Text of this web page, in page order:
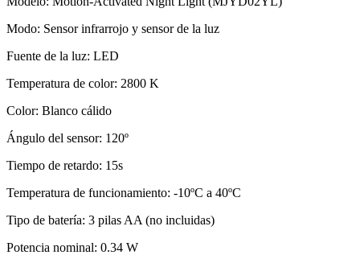
Modo: Sensor infrarrojo y sensor de la luz
Fuente de la luz: LED
Temperatura de color: 2800 K
Color: Blanco cálido
Ángulo del sensor: 120º
Tiempo de retardo: 15s
Temperatura de funcionamiento: -10ºC a 40ºC
Tipo de batería: 3 pilas AA (no incluidas)
Potencia nominal: 0.34 W